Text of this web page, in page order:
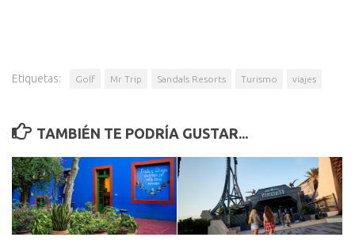
Etiquetas: Golf Mr Trip Sandals Resorts Turismo viajes
TAMBIÉN TE PODRÍA GUSTAR...